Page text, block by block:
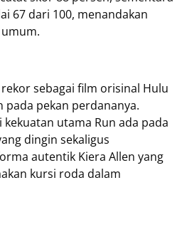
67 dari 100, menandakan
sebagai film orisinal Hulu
pekan perdananya.
utama Run ada pada
dingin sekaligus
autentik Kiera Allen yang
kursi roda dalam